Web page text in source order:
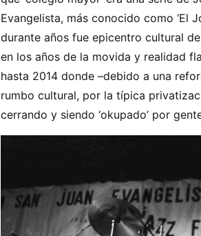
Evangelista, más conocido como ‘El
durante años fue epicentro cultural
en los años de la movida y realidad
hasta 2014 donde –debido a una
rumbo cultural, por la típica
cerrando y siendo ‘okupado’ por